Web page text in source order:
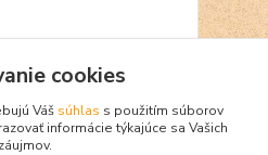
do košíka
cookies
Váš súhlas s použitím súborov
informácie týkajúce sa Vašich
záujmov.